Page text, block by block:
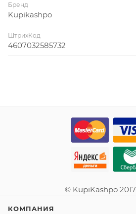
Бренд
Kupikashpo
ШтрихКод
4607032585732
© KupiKashpo
КОМПАНИЯ